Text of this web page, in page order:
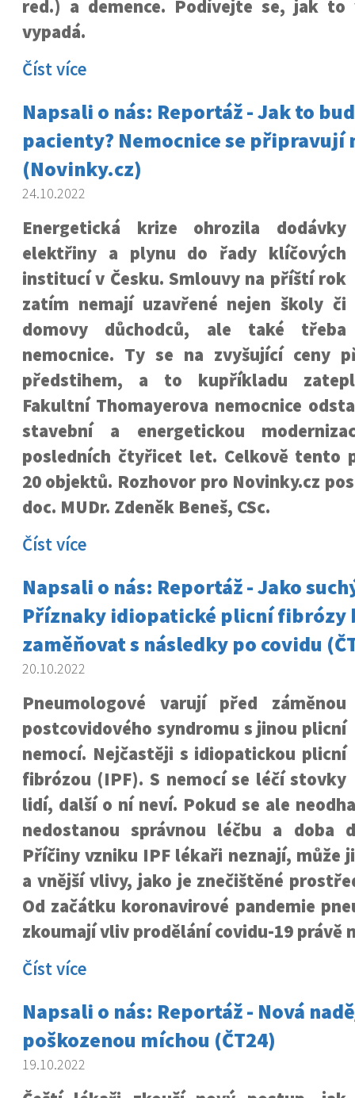
red.) a demence. Podívejte se, jak to
vypadá.
Číst více
Napsali o nás: Reportáž - Jak to
pacienty? Nemocnice se připravují
(Novinky.cz)
24.10.2022
Energetická krize ohrozila dodávky
elektřiny a plynu do řady klíčových
institucí v Česku. Smlouvy na příští rok
zatím nemají uzavřené nejen školy či
domovy důchodců, ale také třeba
nemocnice. Ty se na zvyšující ceny
předstihem, a to kupříkladu
Fakultní Thomayerova nemocnice
stavební a energetickou
posledních čtyřicet let. Celkově tento
20 objektů. Rozhovor pro Novinky.cz
doc. MUDr. Zdeněk Beneš, CSc.
Číst více
Napsali o nás: Reportáž - Jako
Příznaky idiopatické plicní fibrózy
zaměňovat s následky po covidu
20.10.2022
Pneumologové varují před záměnou
postcovidového syndromu s jinou plicní
nemocí. Nejčastěji s idiopatickou plicní
fibrózou (IPF). S nemocí se léčí stovky
lidí, další o ní neví. Pokud se ale
nedostanou správnou léčbu a doba
Příčiny vzniku IPF lékaři neznají, může
a vnější vlivy, jako je znečištěné
Od začátku koronavirové pandemie
zkoumají vliv prodělání covidu-19 právě
Číst více
Napsali o nás: Reportáž - Nová
poškozenou míchou (ČT24)
19.10.2022